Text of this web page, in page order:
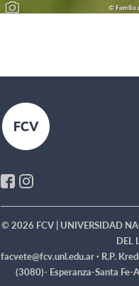
© 2026 FCV | UNIVERSIDAD
DEL
facvete@fcv.unl.edu.ar · R.P.
(3080)- Esperanza-Santa Fe-